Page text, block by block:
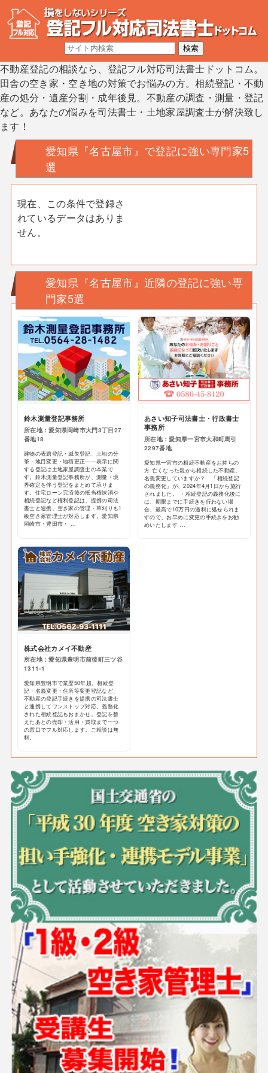
不動産登記の相談なら、登記フル対応司法書士ドットコム。
田舎の空き家・空き地の対策でお悩みの方。相続登記・不動
産の処分・遺産分割・成年後見。不動産の調査・測量・登記
など。あなたの悩みを司法書士・土地家屋調査士が解決致し
ます！
愛知県『名古屋市』で登記に強い専門家5
選
現在、この条件で登録さ
れているデータはありま
せん。
愛知県『名古屋市』近隣の登記に強い専
門家5選
鈴木測量登記事務所
所在地：愛知県岡崎市大門3丁目27
番地18
建物の表題登記・滅失登記、土地の分
筆・地目変更・地積更正——表示に関
する登記は土地家屋調査士の本業で
す。鈴木測量登記事務所が、測量・境
界確定を伴う登記をまとめて承りま
す。住宅ローン完済後の抵当権抹消や
相続登記など権利登記は、提携の司法
書士と連携。空き家の管理・草刈りも1
級空き家管理士が対応します。愛知県
岡崎市・豊田市・ ...
あさい知子司法書士・行政書士
事務所
所在地：愛知県一宮市大和町馬引
2297番地
愛知県一宮市の相続不動産をお持ちの
方 亡くなった親から相続した不動産、
名義変更していますか？ 「相続登記
の義務化」が、2024年4月1日から施行
されました。 ・相続登記の義務化後に
は、期限までに手続きを行わない場
合、最高で10万円の過料に処せられま
すので、お早めに変更の手続きをお勧
めいたします ...
株式会社カメイ不動産
所在地：愛知県豊明市前後町三ツ谷
1311-1
愛知県豊明市で業歴50年超。相続登
記・名義変更・住所等変更登記など、
不動産の登記手続きを提携の司法書士
と連携してワンストップ対応。義務化
された相続登記もおまかせ。登記を整
えたあとの売却・活用・買取まで一つ
の窓口でフル対応します。ご相談は無
料。